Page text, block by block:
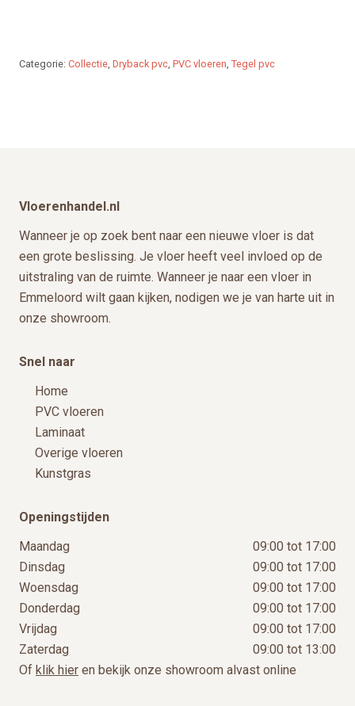
Categorie: Collectie, Dryback pvc, PVC vloeren, Tegel pvc
Vloerenhandel.nl
Wanneer je op zoek bent naar een nieuwe vloer is dat
een grote beslissing. Je vloer heeft veel invloed op de
uitstraling van de ruimte. Wanneer je naar een vloer in
Emmeloord wilt gaan kijken, nodigen we je van harte uit in
onze showroom.
Snel naar
Home
PVC vloeren
Laminaat
Overige vloeren
Kunstgras
Openingstijden
Maandag
09:00 tot 17:00
Dinsdag
09:00 tot 17:00
Woensdag
09:00 tot 17:00
Donderdag
09:00 tot 17:00
Vrijdag
09:00 tot 17:00
Zaterdag
09:00 tot 13:00
Of klik hier en bekijk onze showroom alvast online